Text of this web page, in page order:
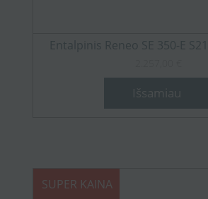
Entalpinis Reneo SE 350-E S21
Išsamiau
SUPER KAINA